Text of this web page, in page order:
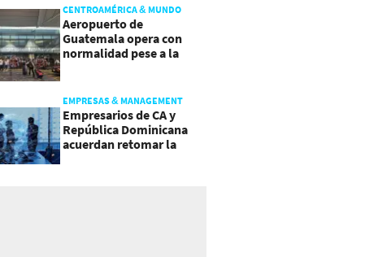
CENTROAMÉRICA & MUNDO
Aeropuerto de
Guatemala opera con
normalidad pese a la
EMPRESAS & MANAGEMENT
Empresarios de CA y
República Dominicana
acuerdan retomar la